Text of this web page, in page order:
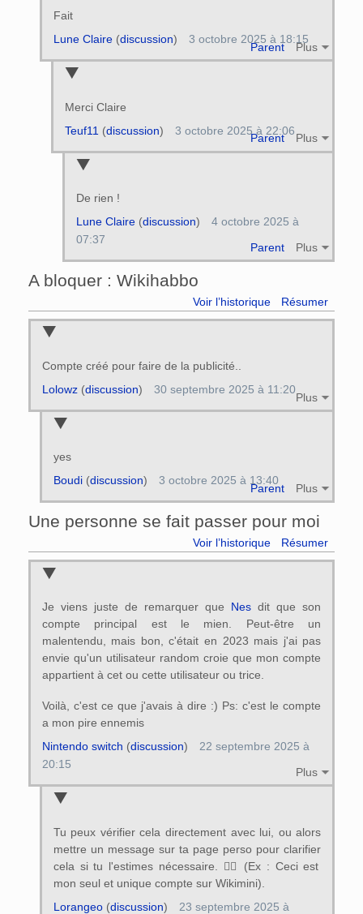
Fait
Parent Plus
Lune Claire(discussion) 3 octobre 2025 à 18:15
Merci Claire
Parent Plus
Teuf11 (discussion) 3 octobre 2025 à 22:06
De rien !
Parent Plus
Lune Claire(discussion)
4 octobre 2025 à
07:37
A bloquer : Wikihabbo
Voir l’historique Résumer
Compte créé pour faire de la publicité..
Plus
Lolowz(discussion) 30 septembre 2025 à 11:20
yes
Parent Plus
Boudi(discussion) 3 octobre 2025 à 13:40
Une personne se fait passer pour moi
Voir l’historique Résumer
Je viens juste de remarquer que Nes dit que son
compte principal est le mien. Peut-être un
malentendu, mais bon, c'était en 2023 mais j'ai pas
envie qu'un utilisateur random croie que mon compte
appartient à cet ou cette utilisateur ou trice.
Voilà, c'est ce que j'avais à dire :) Ps: c'est le compte
a mon pire ennemis
Plus
Nintendo switch (discussion)
22 septembre 2025 à
20:15
Tu peux vérifier cela directement avec lui, ou alors
mettre un message sur ta page perso pour clarifier
cela si tu l'estimes nécessaire. 👍🏻 (Ex : Ceci est
mon seul et unique compte sur Wikimini).
Lorangeo(discussion)
23 septembre 2025 à